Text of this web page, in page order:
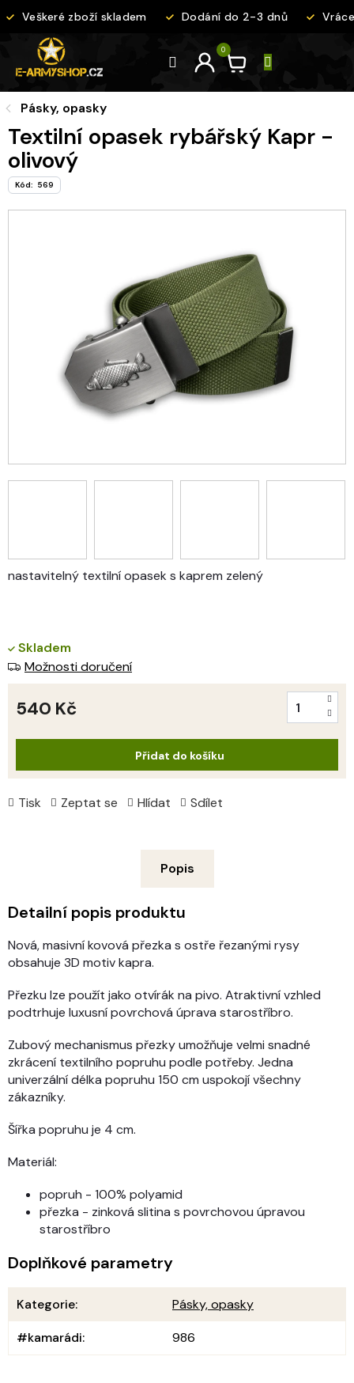
na
Veškeré zboží skladem Dodání do 2-3 dnů
Pásky, opasky
Textilní opasek rybářský Kapr -
olivový
Kód: 569
nastavitelný textilní opasek s kaprem zelený
Tisk Zeptat se Hlídat Sdílet
Skladem
Možnosti doručení
540 Kč
Přidat do košíku
Popis
Detailní popis produktu
Nová, masivní kovová přezka s ostře řezanými rysy
obsahuje 3D motiv kapra.
Přezku lze použít jako otvírák na pivo. Atraktivní vzhled
podtrhuje luxusní povrchová úprava starostříbro.
Zubový mechanismus přezky umožňuje velmi snadné
zkrácení textilního popruhu podle potřeby. Jedna
univerzální délka popruhu 150 cm uspokojí všechny
zákazníky.
Šířka popruhu je 4 cm.
Materiál:
popruh - 100% polyamid
přezka - zinková slitina s povrchovou úpravou
starostříbro
Doplňkové parametry
Kategorie:
Pásky, opasky
#kamarádi: 986